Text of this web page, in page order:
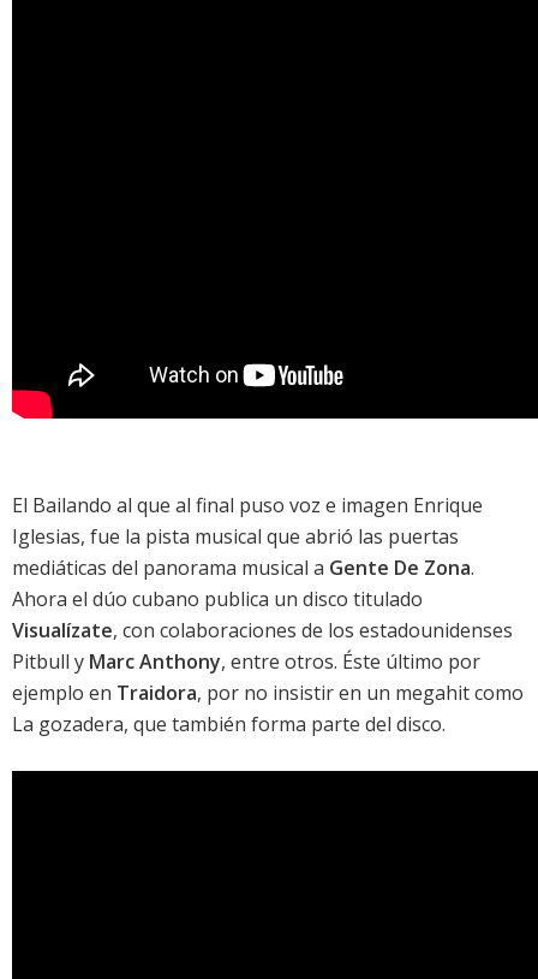
El Bailando al que al final puso voz e imagen Enrique
Iglesias, fue la pista musical que abrió las puertas
mediáticas del panorama musical a Gente De Zona.
Ahora el dúo cubano publica un disco titulado
Visualízate, con colaboraciones de los estadounidenses
Pitbull y Marc Anthony, entre otros. Éste último por
ejemplo en Traidora, por no insistir en un megahit como
La gozadera, que también forma parte del disco.